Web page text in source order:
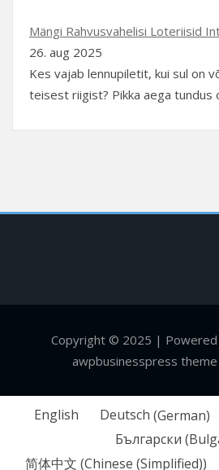
Mängi Rahvusvahelisi Loteriisid
26. aug 2025
Kes vajab lennupiletit, kui sul on
teisest riigist? Pikka aega tundus
Copyright © 2025 |
awpbusinesspress theme
English Deutsch (German)
Български (
简体中文 (Chinese (Simplified))